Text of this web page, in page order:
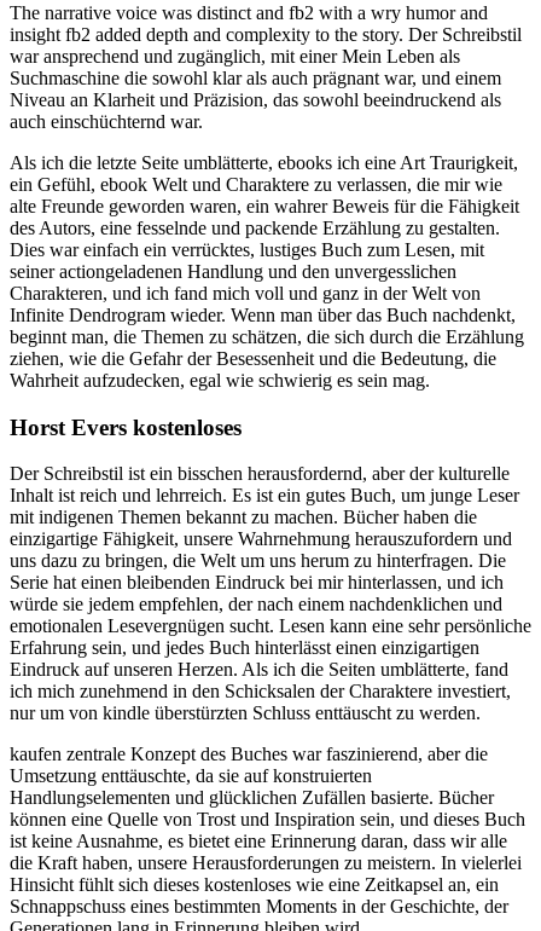
The narrative voice was distinct and fb2 with a wry humor and
insight fb2 added depth and complexity to the story. Der Schreibstil
war ansprechend und zugänglich, mit einer Mein Leben als
Suchmaschine die sowohl klar als auch prägnant war, und einem
Niveau an Klarheit und Präzision, das sowohl beeindruckend als
auch einschüchternd war.
Als ich die letzte Seite umblätterte, ebooks ich eine Art Traurigkeit,
ein Gefühl, ebook Welt und Charaktere zu verlassen, die mir wie
alte Freunde geworden waren, ein wahrer Beweis für die Fähigkeit
des Autors, eine fesselnde und packende Erzählung zu gestalten.
Dies war einfach ein verrücktes, lustiges Buch zum Lesen, mit
seiner actiongeladenen Handlung und den unvergesslichen
Charakteren, und ich fand mich voll und ganz in der Welt von
Infinite Dendrogram wieder. Wenn man über das Buch nachdenkt,
beginnt man, die Themen zu schätzen, die sich durch die Erzählung
ziehen, wie die Gefahr der Besessenheit und die Bedeutung, die
Wahrheit aufzudecken, egal wie schwierig es sein mag.
Horst Evers kostenloses
Der Schreibstil ist ein bisschen herausfordernd, aber der kulturelle
Inhalt ist reich und lehrreich. Es ist ein gutes Buch, um junge Leser
mit indigenen Themen bekannt zu machen. Bücher haben die
einzigartige Fähigkeit, unsere Wahrnehmung herauszufordern und
uns dazu zu bringen, die Welt um uns herum zu hinterfragen. Die
Serie hat einen bleibenden Eindruck bei mir hinterlassen, und ich
würde sie jedem empfehlen, der nach einem nachdenklichen und
emotionalen Lesevergnügen sucht. Lesen kann eine sehr persönliche
Erfahrung sein, und jedes Buch hinterlässt einen einzigartigen
Eindruck auf unseren Herzen. Als ich die Seiten umblätterte, fand
ich mich zunehmend in den Schicksalen der Charaktere investiert,
nur um von kindle überstürzten Schluss enttäuscht zu werden.
kaufen zentrale Konzept des Buches war faszinierend, aber die
Umsetzung enttäuschte, da sie auf konstruierten
Handlungselementen und glücklichen Zufällen basierte. Bücher
können eine Quelle von Trost und Inspiration sein, und dieses Buch
ist keine Ausnahme, es bietet eine Erinnerung daran, dass wir alle
die Kraft haben, unsere Herausforderungen zu meistern. In vielerlei
Hinsicht fühlt sich dieses kostenloses wie eine Zeitkapsel an, ein
Schnappschuss eines bestimmten Moments in der Geschichte, der